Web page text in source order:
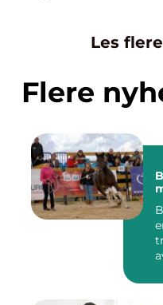
Les
Flere